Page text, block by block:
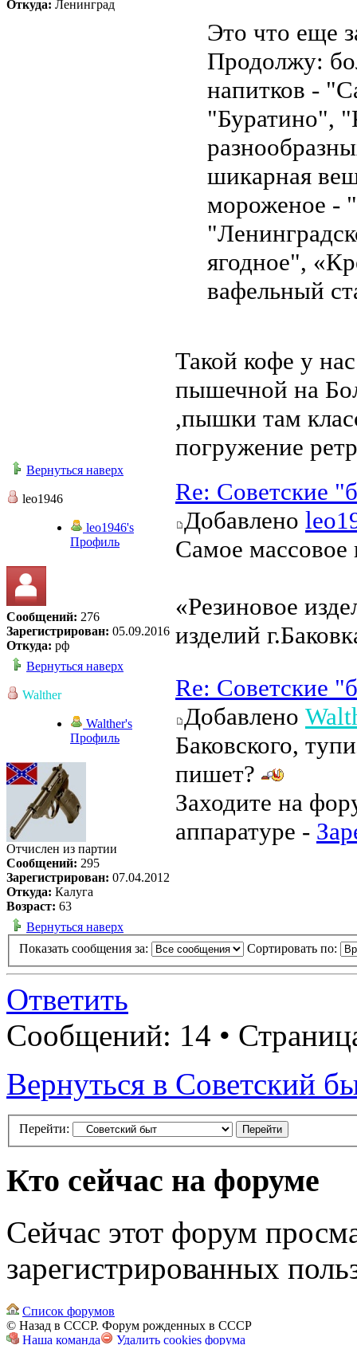
Откуда: Ленинград
Это что еще
Продолжу:
напитков -
"Буратино",
шикарная
мороженое -
ягодное",
вафельный
Такой кофе у
пышечной на
,пышки там
погружение
Вернуться наверх
leo1946
leo1946's
Профиль
Сообщений: 276
Зарегистрирован: 05.09.2016
Откуда: рф
Re: Советские
Добавлено
Самое массовое
«Резиновое
изделий
Вернуться наверх
Walther
Walther's
Профиль
Отчислен из партии
Сообщений: 295
Зарегистрирован: 07.04.2012
Откуда: Калуга
Возраст: 63
Re: Советские
Добавлено
Баковского,
пишет?
Заходите на
аппаратуре -
Вернуться наверх
Показать сообщения за:
Сортировать по:
Ответить
Сообщений: 14 •
Вернуться в Советский
Перейти:
Кто сейчас на форуме
Сейчас этот форум
зарегистрированных
Список форумов
© Назад в СССР. Форум рожденных в СССР
Наша команда
Удалить cookies форума